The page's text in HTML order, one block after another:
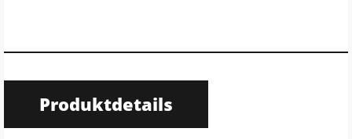
Produktdetails